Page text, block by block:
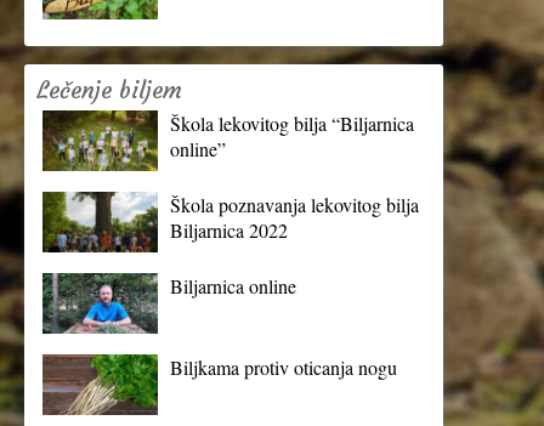
Lečenje biljem
Škola lekovitog bilja “Biljarnica
online”
Škola poznavanja lekovitog bilja
Biljarnica 2022
Biljarnica online
Biljkama protiv oticanja nogu